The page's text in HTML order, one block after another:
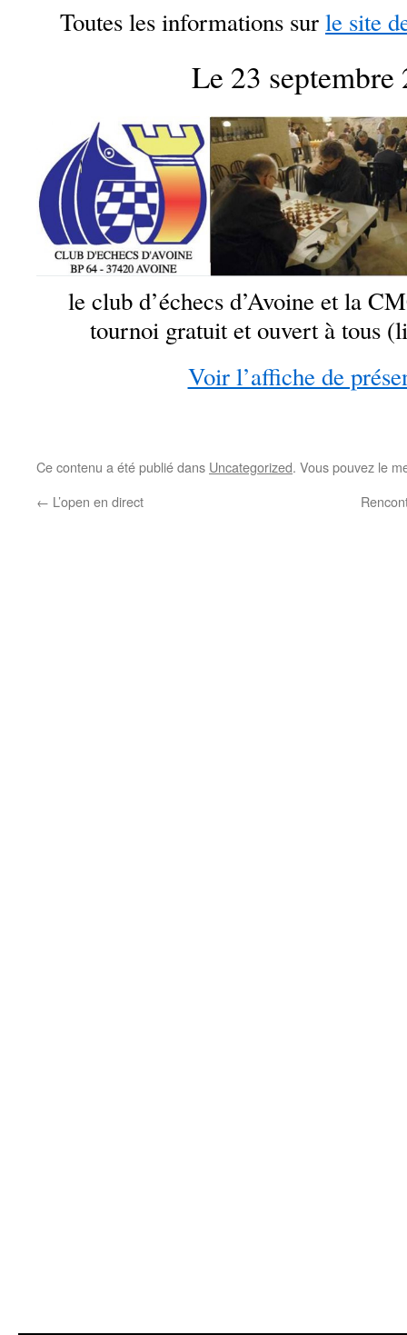
Toutes les informations surle site
Le 23 septembre
le club d’échecs d’Avoine et la
tournoi gratuit et ouvert à tous
Voir l’affiche de
Ce contenu a été publié dans Uncategorized. Vous pouvez le
← L’open en direct